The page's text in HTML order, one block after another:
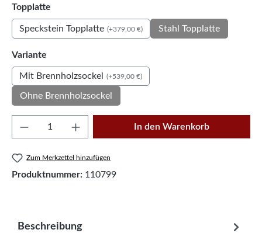
Topplatte
Speckstein Topplatte (+379,00 €) Stahl Topplatte
Variante
Mit Brennholzsockel (+539,00 €)
Ohne Brennholzsockel
Produkt Anzahl: Gib den gewünschten
In den Warenkorb
Zum Merkzettel hinzufügen
Produktnummer: 110799
Beschreibung